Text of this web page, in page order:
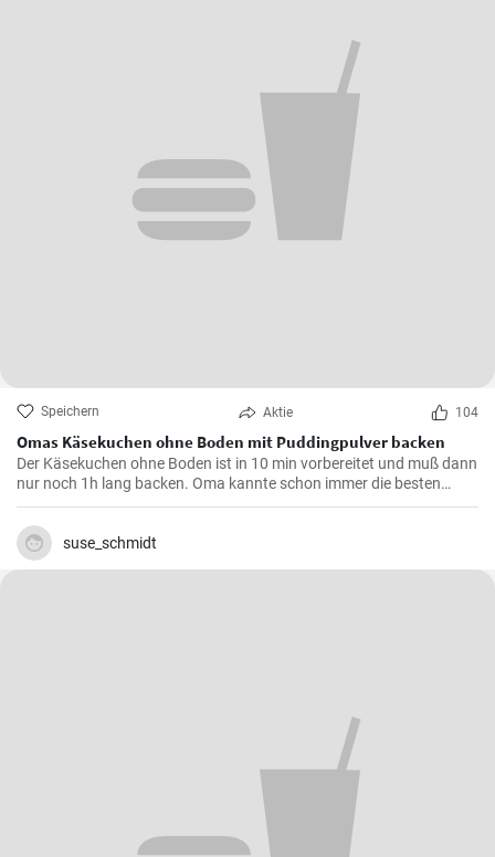
Speichern Aktie 104
Omas Käsekuchen ohne Boden mit Puddingpulver backen
Der Käsekuchen ohne Boden ist in 10 min vorbereitet und muß dann
nur noch 1h lang backen. Oma kannte schon immer die besten
Käsekuchen Rezepte für den Kaffeetisch und dieser wird mit Vanille
Puddingpulver stabilisiert.
suse_schmidt